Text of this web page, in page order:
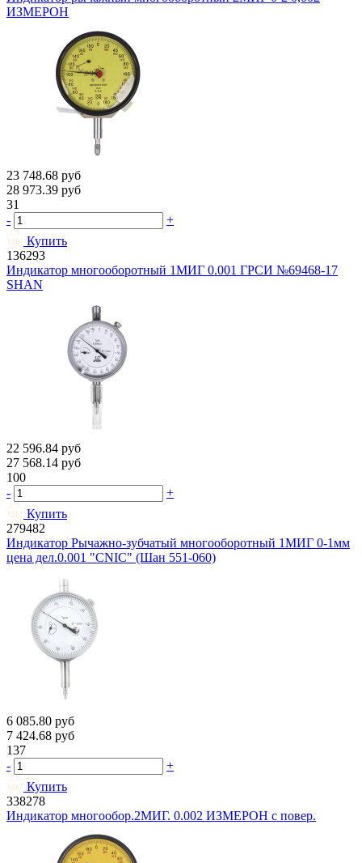
ИЗМЕРОН
23 748.68 руб
28 973.39 руб
31
-
+
Купить
136293
Индикатор многооборотный 1МИГ 0.001 ГРСИ №69468-17
SHAN
22 596.84 руб
27 568.14 руб
100
-
+
Купить
279482
Индикатор Рычажно-зубчатый многооборотный 1МИГ 0-1мм
цена дел.0.001 "CNIC" (Шан 551-060)
6 085.80 руб
7 424.68 руб
137
-
+
Купить
338278
Индикатор многообор.2МИГ. 0.002 ИЗМЕРОН с повер.